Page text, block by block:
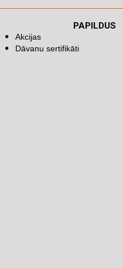
PAPILDUS
Akcijas
Dāvanu sertifikāti